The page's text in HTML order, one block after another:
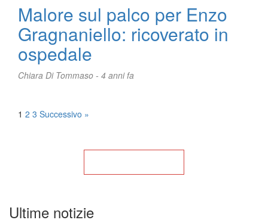
Malore sul palco per Enzo
Gragnaniello: ricoverato in
ospedale
Chiara Di Tommaso - 4 anni fa
Posts
1 2 3 Successivo »
Ultime notizie